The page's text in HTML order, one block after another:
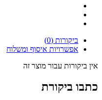
ביקורות (0)
אפשרויות איסוף ומשלוח
אין ביקורות עבור מוצר זה
כתבו ביקורת